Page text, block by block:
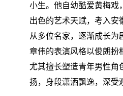
小生。他自幼酷爱黄梅戏
出色的艺术天赋，考入安
从多位名家，逐渐成长为
章伟的表演风格以俊朗扮
尤其擅长塑造青年男性角
扬，身段潇洒飘逸，深受